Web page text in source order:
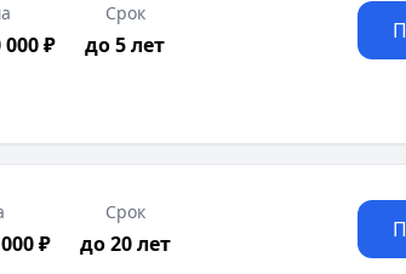
000 ₽
Срок
до 5 лет
₽
Срок
до 20 лет